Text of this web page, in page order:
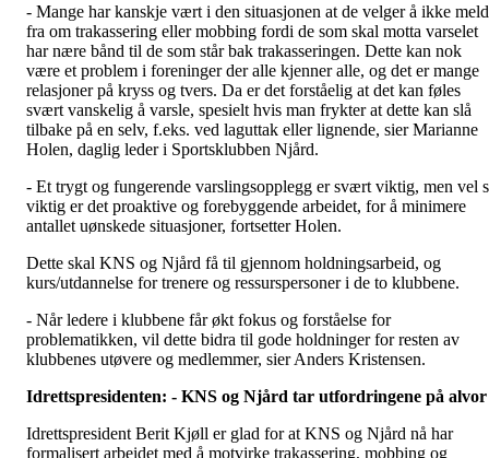
- Mange har kanskje vært i den situasjonen at de velger å ikke
fra om trakassering eller mobbing fordi de som skal motta varselet
har nære bånd til de som står bak trakasseringen. Dette kan nok
være et problem i foreninger der alle kjenner alle, og det er mange
relasjoner på kryss og tvers. Da er det forståelig at det kan føles
svært vanskelig å varsle, spesielt hvis man frykter at dette kan slå
tilbake på en selv, f.eks. ved laguttak eller lignende, sier Marianne
Holen, daglig leder i Sportsklubben Njård.
- Et trygt og fungerende varslingsopplegg er svært viktig, men vel
viktig er det proaktive og forebyggende arbeidet, for å minimere
antallet uønskede situasjoner, fortsetter Holen.
Dette skal KNS og Njård få til gjennom holdningsarbeid, og
kurs/utdannelse for trenere og ressurspersoner i de to klubbene.
- Når ledere i klubbene får økt fokus og forståelse for
problematikken, vil dette bidra til gode holdninger for resten av
klubbenes utøvere og medlemmer, sier Anders Kristensen.
Idrettspresidenten: - KNS og Njård tar utfordringene på alvor
Idrettspresident Berit Kjøll er glad for at KNS og Njård nå har
formalisert arbeidet med å motvirke trakassering, mobbing og